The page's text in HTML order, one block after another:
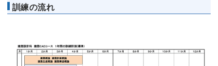
訓練の流れ